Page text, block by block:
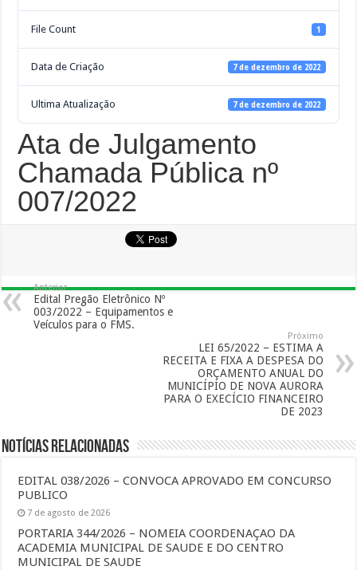
File Count 1
Data de Criação 7 de dezembro de 2022
Ultima Atualização 7 de dezembro de 2022
Ata de Julgamento
Chamada Pública nº
007/2022
Anterior
Edital Pregão Eletrônico Nº
003/2022 – Equipamentos e
Veículos para o FMS.
Próximo
LEI 65/2022 – ESTIMA A
RECEITA E FIXA A DESPESA DO
ORÇAMENTO ANUAL DO
MUNICÍPIO DE NOVA AURORA
PARA O EXECÍCIO FINANCEIRO
DE 2023
Notícias Relacionadas
EDITAL 038/2026 – CONVOCA APROVADO EM CONCURSO
PUBLICO
7 de agosto de 2026
PORTARIA 344/2026 – NOMEIA COORDENAÇAO DA
ACADEMIA MUNICIPAL DE SAUDE E DO CENTRO
MUNICIPAL DE SAUDE